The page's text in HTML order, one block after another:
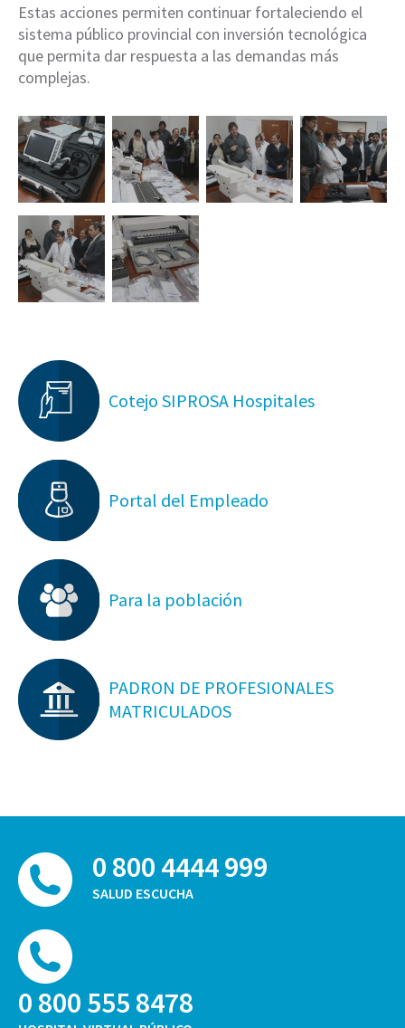
Estas acciones permiten continuar fortaleciendo el
sistema público provincial con inversión tecnológica
que permita dar respuesta a las demandas más
complejas.
Cotejo SIPROSA Hospitales
Portal del Empleado
Para la población
PADRON DE PROFESIONALES
MATRICULADOS
0 800 4444 999
SALUD ESCUCHA
0 800 555 8478